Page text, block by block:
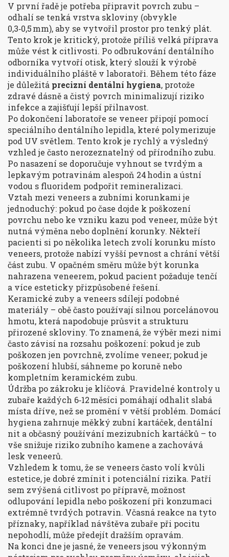
V první řadě je potřeba připravit povrch zubu –
odhalí se tenká vrstva skloviny (obvykle
0,3‑0,5 mm), aby se vytvořil prostor pro tenký plát.
Tento krok je kritický, protože příliš velká příprava
může vést k citlivosti. Po odbrukování dentálního
odborníka vytvoří otisk, který slouží k výrobě
individuálního pláště v laboratoři. Během této fáze
je důležitá precizní dentální hygiena, protože
zdravé dásně a čistý povrch minimalizují riziko
infekce a zajišťují lepší přilnavost.
Po dokončení laboratoře se veneer připojí pomocí
speciálního dentálního lepidla, které polymerizuje
pod UV světlem. Tento krok je rychlý a výsledný
vzhled je často nerozeznatelný od přírodního zubu.
Po nasazení se doporučuje vyhnout se tvrdým a
lepkavým potravinám alespoň 24 hodin a ústní
vodou s fluoridem podpořit remineralizaci.
Vztah mezi veneers a zubními korunkami je
jednoduchý: pokud po čase dojde k poškození
povrchu nebo ke vzniku kazu pod veneer, může být
nutná výměna nebo doplnění korunky. Někteří
pacienti si po několika letech zvolí korunku místo
veneers, protože nabízí vyšší pevnost a chrání větší
část zubu. V opačném směru může být korunka
nahrazena veneerem, pokud pacient požaduje tenčí
a více esteticky přizpůsobené řešení.
Keramické zuby a veneers sdílejí podobné
materiály – obě často používají silnou porcelánovou
hmotu, která napodobuje průsvit a strukturu
přirozené skloviny. To znamená, že výběr mezi nimi
často závisí na rozsahu poškození: pokud je zub
poškozen jen povrchně, zvolíme veneer; pokud je
poškození hlubší, sáhneme po koruně nebo
kompletním keramickém zubu.
Údržba po zákroku je klíčová. Pravidelné kontroly u
zubaře každých 6‑12 měsíci pomáhají odhalit slabá
místa dříve, než se promění v větší problém. Domácí
hygiena zahrnuje měkký zubní kartáček, dentální
nit a občasný používání mezizubních kartáčků – to
vše snižuje riziko zubního kamene a zachovává
lesk veneerů.
Vzhledem k tomu, že se veneers často volí kvůli
estetice, je dobré zmínit i potenciální rizika. Patří
sem zvýšená citlivost po přípravě, možnost
odlupování lepidla nebo poškození při konzumaci
extrémně tvrdých potravin. Včasná reakce na tyto
příznaky, například návštěva zubaře při pocitu
nepohodlí, může předejít dražším opravám.
Na konci dne je jasné, že veneers jsou výkonným